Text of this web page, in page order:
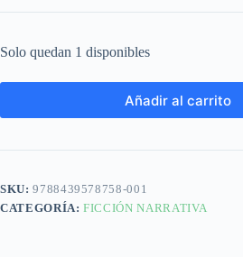
Solo quedan 1 disponibles
Añadir al carrito
SKU:9788439578758-001
CATEGORÍA:FICCIÓN NARRATIVA